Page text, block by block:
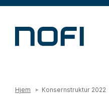
Hjem Konsernstruktur 2022